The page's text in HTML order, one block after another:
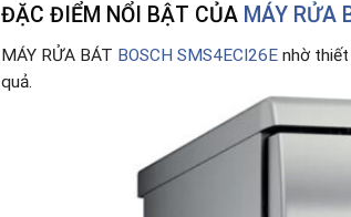
ĐẶC ĐIỂM NỔI BẬT CỦA MÁY RỬA
MÁY RỬA BÁT BOSCH SMS4ECI26E nhờ thiết
quả.